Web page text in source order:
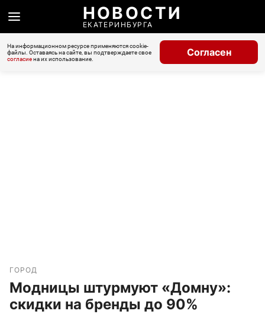
НОВОСТИ
ЕКАТЕРИНБУРГА
На информационном ресурсе применяются cookie-
файлы. Оставаясь на сайте, вы подтверждаете свое
согласиена их использование.
Согласен
ГОРОД
Модницы штурмуют «Домну»:
скидки на бренды до 90%